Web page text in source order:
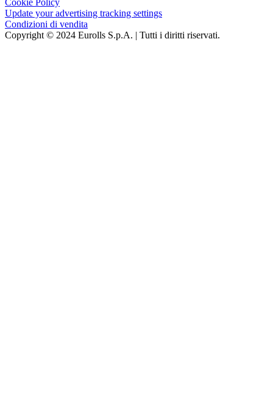
Update your advertising tracking settings
Condizioni di vendita
Copyright © 2024 Eurolls S.p.A. | Tutti i diritti riservati.